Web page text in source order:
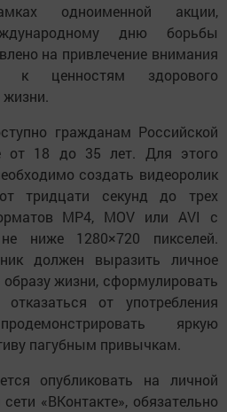
одноименной акции,
дню борьбы
на привлечение внимания
к ценностям здорового
гражданам Российской
от 18 до 35 лет. Для этого
создать видеоролик
тридцати секунд до трех
MP4, MOV или AVI с
ниже 1280×720 пикселей.
должен выразить личное
жизни, сформулировать
от употребления
яркую
пагубным привычкам.
опубликовать на личной
«ВКонтакте», обязательно